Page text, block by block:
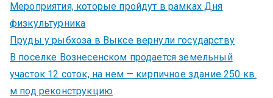
Мероприятия, которые пройдут в рамках Дня
физкультурника
Пруды у рыбхоза в Выксе вернули государству
В поселке Вознесенском продается земельный
участок 12 соток, на нем — кирпичное здание 250 кв.
м под реконструкцию